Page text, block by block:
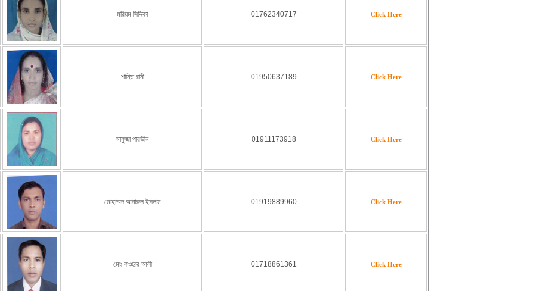
মরিয়ম সিদ্দিকা 01762340717 Click Here
শান্তি রানী 01950637189 Click Here
মাফুজা পারভীন 01911173918 Click Here
মোহাম্মদ আনারুল ইসলাম 01919889960 Click Here
মোঃ কওছার আলী 01718861361 Click Here